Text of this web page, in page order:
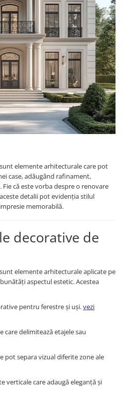
elemente arhitecturale care pot
case, adăugând rafinament,
că este vorba despre o renovare
detalii pot evidenția stilul
memorabilă.
decorative de
elemente arhitecturale aplicate pe
aspectul estetic. Acestea
pentru ferestre și uși.vezi
care delimitează etajele sau
pot separa vizual diferite zone ale
verticale care adaugă eleganță și